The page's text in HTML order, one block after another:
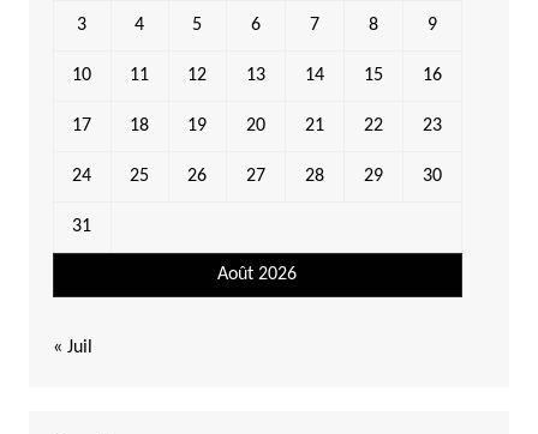
Août 2026
3 4 5 6 7 8 9
10 11 12 13 14 15 16
17 18 19 20 21 22 23
24 25 26 27 28 29 30
31
« Juil